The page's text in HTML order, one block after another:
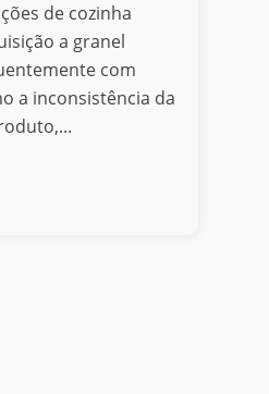
de cozinha
a granel
com
a inconsistência da